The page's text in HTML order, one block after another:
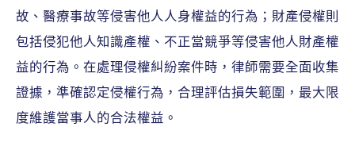
故、醫療事故等侵害他人人身權益的行為；財產侵權則
包括侵犯他人知識產權、不正當競爭等侵害他人財產權
益的行為。在處理侵權糾紛案件時，律師需要全面收集
證據，準確認定侵權行為，合理評估損失範圍，最大限
度維護當事人的合法權益。